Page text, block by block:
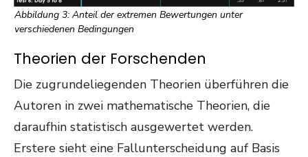
Abbildung 3: Anteil der extremen Bewertungen unter
verschiedenen Bedingungen
Theorien der Forschenden
Die zugrundeliegenden Theorien überführen die
Autoren in zwei mathematische Theorien, die
daraufhin statistisch ausgewertet werden.
Erstere sieht eine Fallunterscheidung auf Basis